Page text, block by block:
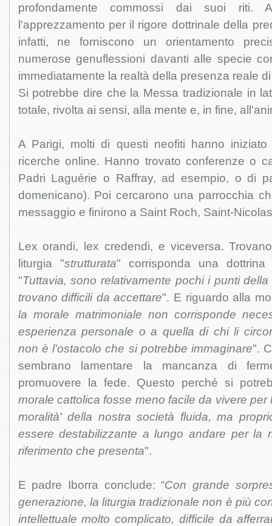
profondamente commossi dai suoi riti.
l'apprezzamento per il rigore dottrinale della
infatti, ne forniscono un orientamento
numerose genuflessioni davanti alle specie
immediatamente la realtà della presenza reale
Si potrebbe dire che la Messa tradizionale in
totale, rivolta ai sensi, alla mente e, in fine,
A Parigi, molti di questi neofiti hanno
ricerche online. Hanno trovato conferenze o
Padri Laguérie o Raffray, ad esempio, o di
domenicano). Poi cercarono una parrocchia
messaggio e finirono a Saint Roch, Saint-
Lex orandi, lex credendi, e viceversa.
liturgia "strutturata" corrisponda una
"Tuttavia, sono relativamente pochi i punti
trovano difficili da accettare". E riguardo alla
la morale matrimoniale non corrisponde
esperienza personale o a quella di chi li
non è l'ostacolo che si potrebbe immaginare".
sembrano lamentare la mancanza di
promuovere la fede. Questo perché si
morale cattolica fosse meno facile da vivere per
moralità' della nostra società fluida, ma
essere destabilizzante a lungo andare per la
riferimento che presenta".
E padre Iborra conclude: “Con grande
generazione, la liturgia tradizionale non è più
intellettuale molto complicato, difficile da